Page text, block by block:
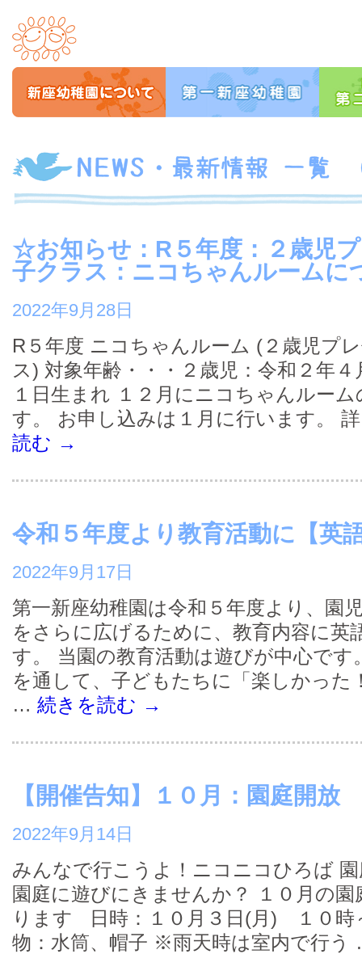
☆お知らせ：R５年度：２歳児
子クラス：ニコちゃんルーム
2022年9月28日
R５年度 ニコちゃんルーム (２歳児プ
ス) 対象年齢・・・２歳児：令和２年
１日生まれ １２月にニコちゃんルー
す。 お申し込みは１月に行います。
読む →
令和５年度より教育活動に【英
2022年9月17日
第一新座幼稚園は令和５年度より、園
をさらに広げるために、教育内容に英
す。 当園の教育活動は遊びが中心です
を通して、子どもたちに「楽しかった
… 続きを読む →
【開催告知】１０月：園庭開放
2022年9月14日
みんなで行こうよ！ニコニコひろば
園庭に遊びにきませんか？ １０月の
ります 日時：１０月３日(月) １０時
物：水筒、帽子 ※雨天時は室内で行